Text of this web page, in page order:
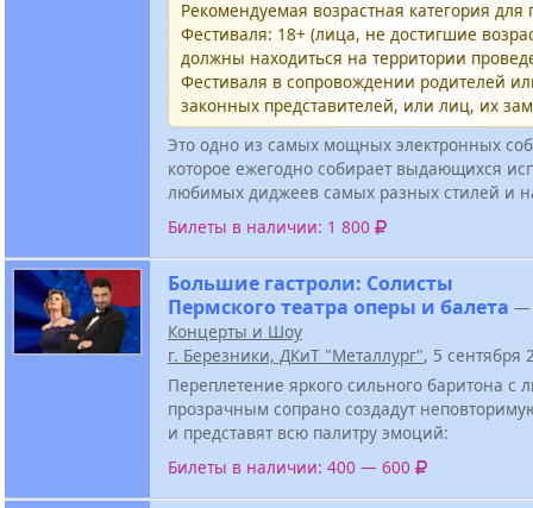
Рекомендуемая возрастная категория
Фестиваля: 18+ (лица, не достигшие
должны находиться на территории
Фестиваля в сопровождении родителей
законных представителей, или лиц, их
Это одно из самых мощных электронных
которое ежегодно собирает выдающихся
любимых диджеев самых разных стилей и
Билеты в наличии: 1 800
Большие гастроли: Солисты
Пермского театра оперы и балета —
Концерты и Шоу
г. Березники, ДКиТ "Металлург", 5 сентября
Переплетение яркого сильного баритона с
прозрачным сопрано создадут
и представят всю палитру эмоций:
Билеты в наличии: 400 — 600